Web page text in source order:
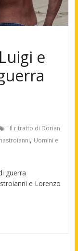
e
"Il ritratto di Dorian
, Uomini e
guerra
e Lorenzo